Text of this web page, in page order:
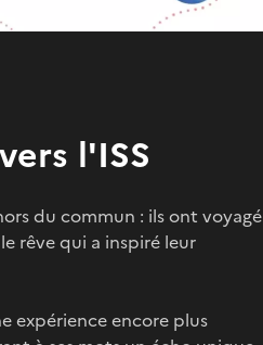
l'ISS
du commun : ils ont voyagé
rêve qui a inspiré leur
expérience encore plus